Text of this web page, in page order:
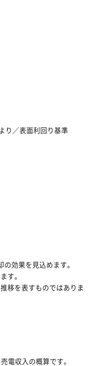
り／表面利回り基準
効果を見込めます。
す。
移を表すものではありま
電収入の概算です。